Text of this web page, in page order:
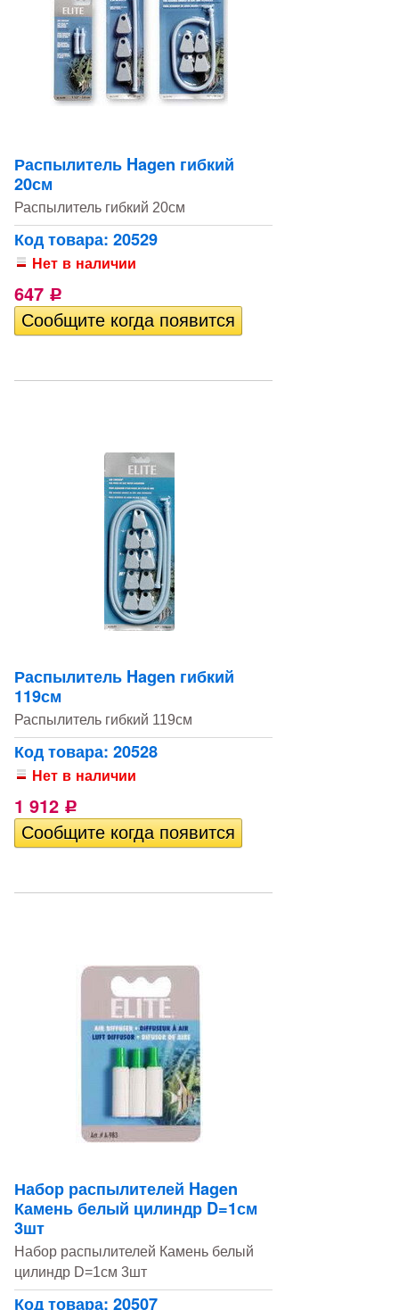
Распылитель Hagen гибкий
20см
Распылитель гибкий 20см
Код товара: 20529
Нет в наличии
647 Р
Распылитель Hagen гибкий
119см
Распылитель гибкий 119см
Код товара: 20528
Нет в наличии
1 912 Р
Набор распылителей Hagen
Камень белый цилиндр D=1см
3шт
Набор распылителей Камень белый
цилиндр D=1см 3шт
Код товара: 20507